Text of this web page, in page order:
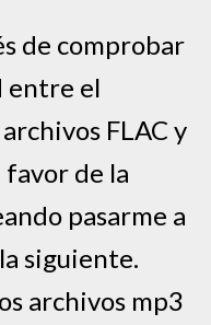
de comprobar
entre el
FLAC y
de la
pasarme a
siguiente.
archivos mp3